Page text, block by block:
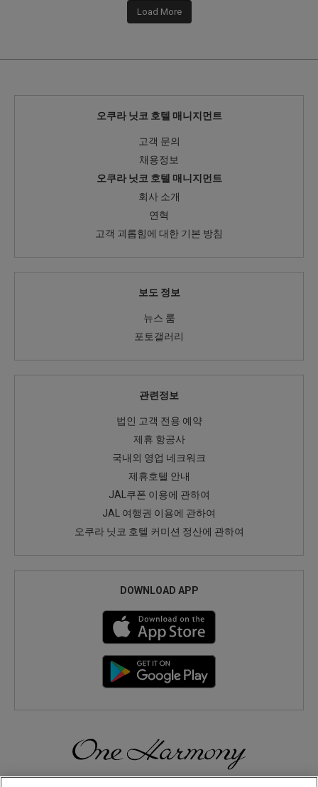
Load More
오쿠라 닛코 호텔 매니지먼트
고객 문의
채용정보
오쿠라 닛코 호텔 매니지먼트
회사 소개
연혁
고객 괴롭힘에 대한 기본 방침
보도 정보
뉴스 룸
포토갤러리
관련정보
법인 고객 전용 예약
제휴 항공사
국내외 영업 네크워크
제휴호텔 안내
JAL쿠폰 이용에 관하여
JAL 여행권 이용에 관하여
오쿠라 닛코 호텔 커미션 정산에 관하여
DOWNLOAD APP